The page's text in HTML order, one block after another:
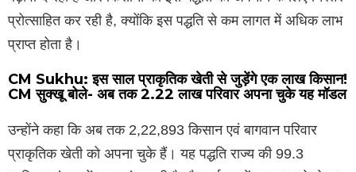
प्रोत्साहित कर रही है, क्योंकि इस पद्धति से कम लागत में अधिक लाभ
प्राप्त होता है।
CM Sukhu: इस साल प्राकृतिक खेती से जुड़ेंगे एक लाख किसान!
CM सुक्खू बोले- अब तक 2.22 लाख परिवार अपना चुके यह मॉडल
उन्होंने कहा कि अब तक 2,22,893 किसान एवं बागवान परिवार
प्राकृतिक खेती को अपना चुके हैं। यह पद्धति राज्य की 99.3